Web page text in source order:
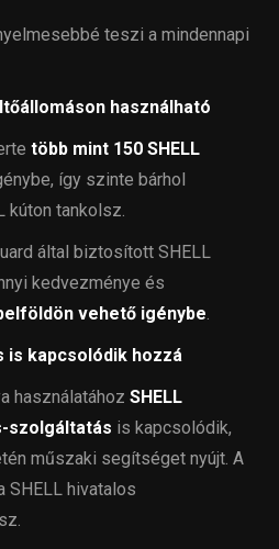
teszi a mindennapi
használható
több mint 150 SHELL
így szinte bárhol
kúton tankolsz.
által biztosított SHELL
kedvezménye és
vehető igénybe
kapcsolódik hozzá
használatához SHELL
szolgáltatás is kapcsolódik,
műszaki segítséget nyújt. A
hivatalos